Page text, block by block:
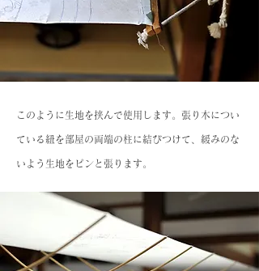
このように生地を挟んで使用します。張り木につい
ている紐を部屋の両端の柱に結びつけて、緩みのな
いよう生地をピンと張ります。